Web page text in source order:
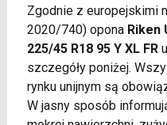
Zgodnie z europejskimi
2020/740) opona Riken
225/45 R18 95 Y XL FR
szczegóły poniżej.
rynku unijnym są
W jasny sposób